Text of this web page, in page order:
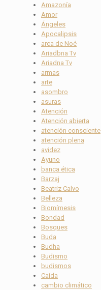
Amazonía
Amor
Ángeles
Apocalipsis
arca de Noé
Ariadbna Tv
Ariadna Tv
armas
arte
asombro
asuras
Atención
Atención abierta
atención consciente
atención plena
avidez
Ayuno
banca ética
Barzaj
Beatriz Calvo
Belleza
Biomímesis
Bondad
Bosques
Buda
Budha
Budismo
budismos
Caída
cambio climático